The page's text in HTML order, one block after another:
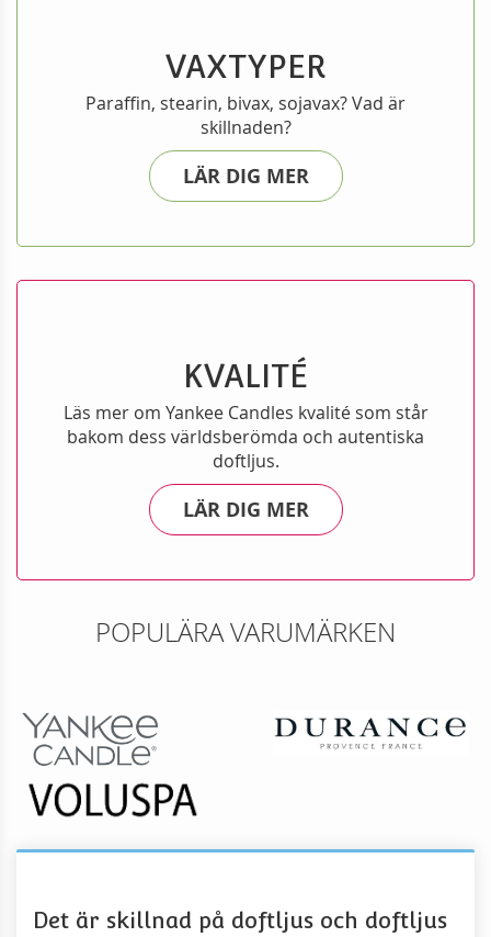
VAXTYPER
Paraffin, stearin, bivax, sojavax? Vad är
skillnaden?
LÄR DIG MER
KVALITÉ
Läs mer om Yankee Candles kvalité som står
bakom dess världsberömda och autentiska
doftljus.
LÄR DIG MER
POPULÄRA VARUMÄRKEN
Det är skillnad på doftljus och doftljus